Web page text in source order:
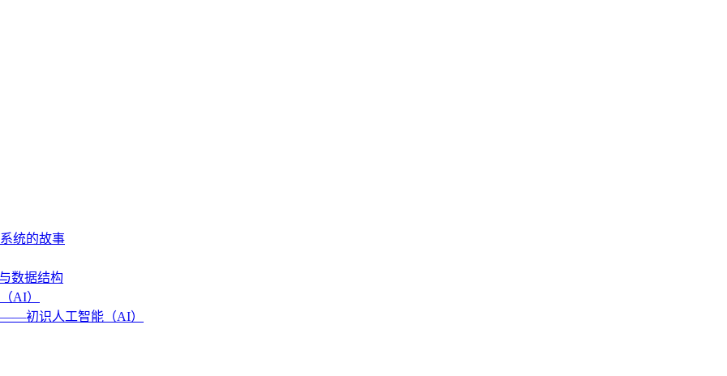
统的故事
数据结构
AI）
——初识人工智能（AI）